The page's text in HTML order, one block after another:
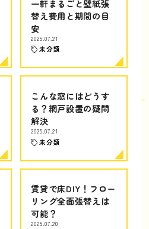
一軒まるごと壁紙張
替え費用と期間の目
安
2025.07.21
未分類
こんな窓にはどうす
る？網戸設置の疑問
解決
2025.07.21
未分類
賃貸で床DIY！フロー
リング全面張替えは
可能？
2025.07.20